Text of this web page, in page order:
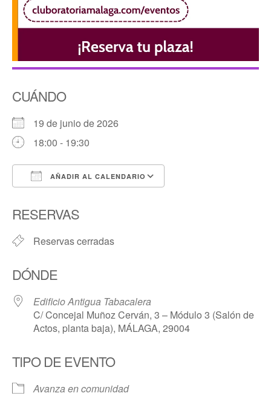
CUÁNDO
19 de junio de 2026
18:00 - 19:30
AÑADIR AL CALENDARIO
RESERVAS
Reservas cerradas
DÓNDE
Edificio Antigua Tabacalera
C/ Concejal Muñoz Cerván, 3 – Módulo 3 (Salón de
Actos, planta baja), MÁLAGA, 29004
TIPO DE EVENTO
Avanza en comunidad